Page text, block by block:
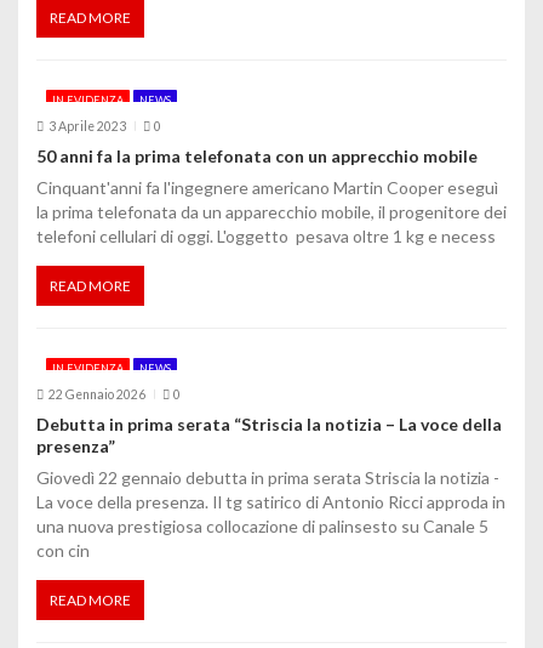
c
o
l
i
READ MORE
IN EVIDENZA NEWS
3 Aprile 2023 0
50 anni fa la prima telefonata con un apprecchio mobile
Cinquant'anni fa l'ingegnere americano Martin Cooper eseguì
la prima telefonata da un apparecchio mobile, il progenitore dei
telefoni cellulari di oggi. L'oggetto pesava oltre 1 kg e necess
READ MORE
IN EVIDENZA NEWS
22 Gennaio 2026 0
Debutta in prima serata “Striscia la notizia – La voce della
presenza”
Giovedì 22 gennaio debutta in prima serata Striscia la notizia -
La voce della presenza. Il tg satirico di Antonio Ricci approda in
una nuova prestigiosa collocazione di palinsesto su Canale 5
con cin
READ MORE